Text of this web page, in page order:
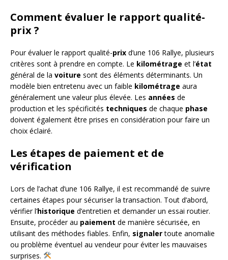
Comment évaluer le rapport qualité-
prix ?
Pour évaluer le rapport qualité-prix d’une 106 Rallye, plusieurs
critères sont à prendre en compte. Le kilométrage et l’état
général de la voiture sont des éléments déterminants. Un
modèle bien entretenu avec un faible kilométrage aura
généralement une valeur plus élevée. Les années de
production et les spécificités techniques de chaque phase
doivent également être prises en considération pour faire un
choix éclairé.
Les étapes de paiement et de
vérification
Lors de l’achat d’une 106 Rallye, il est recommandé de suivre
certaines étapes pour sécuriser la transaction. Tout d’abord,
vérifier l’historique d’entretien et demander un essai routier.
Ensuite, procéder au paiement de manière sécurisée, en
utilisant des méthodes fiables. Enfin, signalertoute anomalie
ou problème éventuel au vendeur pour éviter les mauvaises
surprises.